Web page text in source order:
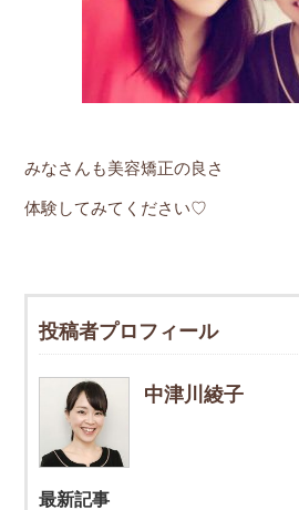
みなさんも美容矯正の良さ
体験してみてください♡
投稿者プロフィール
中津川綾子
最新記事